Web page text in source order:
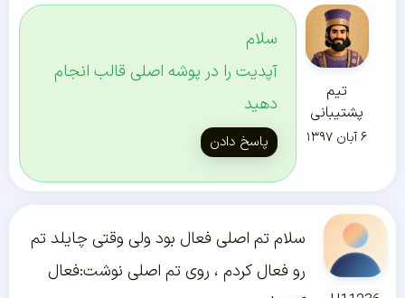
تیم
پشتیبانی
۶ آبان ۱۳۹۷
سلام
آپدیت را در پوشه اصلی قالب انجام
دهید
پاسخ دادن
سلام تم اصلی فعال بود ولی وقتی چایلد تم
رو فعال کردم ، روی تم اصلی نوشت:فعال